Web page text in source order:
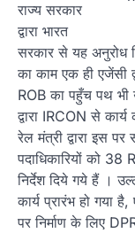
राज्य सरकार
द्वारा भारत
सरकार से यह अनुरोध
का काम एक ही एजेंसी
ROB का पहुँच पथ भी
द्वारा IRCON से
रेल मंत्री द्वारा इस
पदाधिकारियों को
निर्देश दिये गये हैं ।
कार्य प्रारंभ हो गया
पर निर्माण के लिए